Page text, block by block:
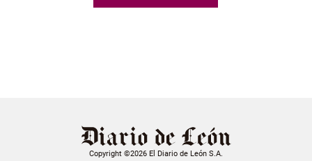
Copyright ©2026 El Diario de León S.A.